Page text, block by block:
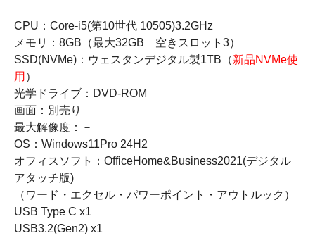
CPU：Core-i5(第10世代 10505)3.2GHz
メモリ：8GB（最大32GB 空きスロット3）
SSD(NVMe)：ウェスタンデジタル製1TB（新品NVMe使
用 ）
光学ドライブ：DVD-ROM
画面：別売り
最大解像度：－
OS：Windows11Pro 24H2
オフィスソフト：OfficeHome&Business2021(デジタル
アタッチ版)
（ワード・エクセル・パワーポイント・アウトルック）
USB Type C x1
USB3.2(Gen2) x1